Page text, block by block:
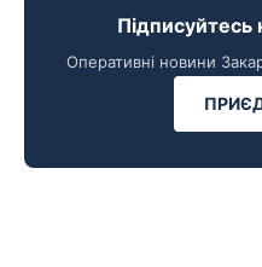
Оперативні новини